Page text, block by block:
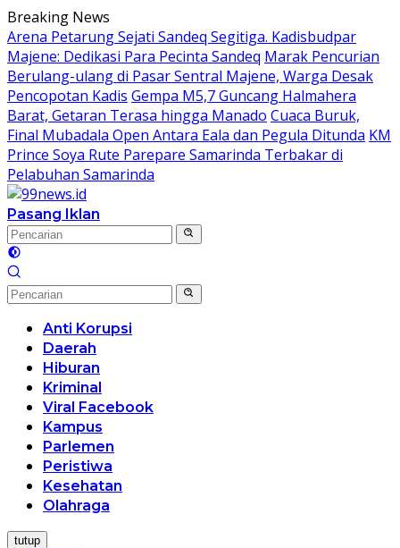
Langsung
ke
konten
Breaking News
Arena Petarung Sejati Sandeq Segitiga. Kadisbudpar
Majene: Dedikasi Para Pecinta Sandeq Marak Pencurian
Berulang-ulang di Pasar Sentral Majene, Warga Desak
Pencopotan Kadis Gempa M5,7 Guncang Halmahera
Barat, Getaran Terasa hingga Manado Cuaca Buruk,
Final Mubadala Open Antara Eala dan Pegula Ditunda KM
Prince Soya Rute Parepare Samarinda Terbakar di
Pelabuhan Samarinda
Pasang Iklan
Anti Korupsi
Daerah
Hiburan
Kriminal
Viral Facebook
Kampus
Parlemen
Peristiwa
Kesehatan
Olahraga
tutup